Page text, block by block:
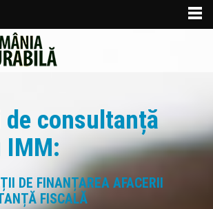
consultanță
IMM:
DE FINANȚAREA AFACERII
FISCALĂ